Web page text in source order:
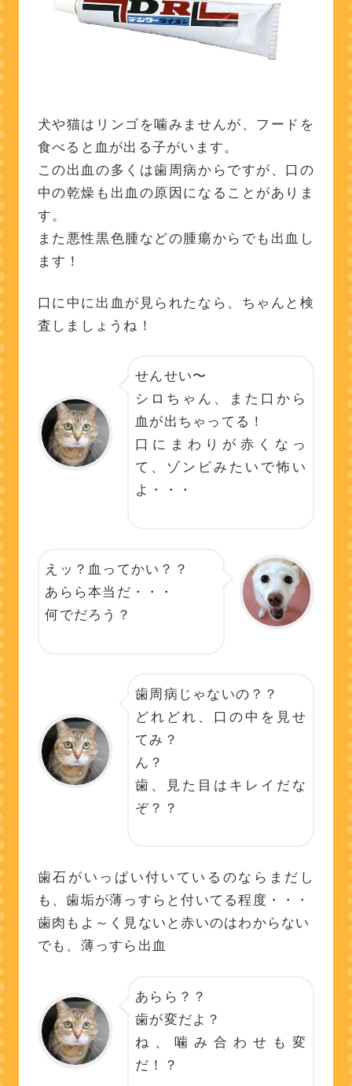
犬や猫はリンゴを噛みませんが、フードを
食べると血が出る子がいます。
この出血の多くは歯周病からですが、口の
中の乾燥も出血の原因になることがありま
す。
また悪性黒色腫などの腫瘍からでも出血し
ます！
口に中に出血が見られたなら、ちゃんと検
査しましょうね！
せんせい〜
シロちゃん、また口から
血が出ちゃってる！
口にまわりが赤くなっ
て、ゾンビみたいで怖い
よ・・・
えッ？血ってかい？？
あらら本当だ・・・
何でだろう？
歯周病じゃないの？？
どれどれ、口の中を見せ
てみ？
ん？
歯、見た目はキレイだな
ぞ？？
歯石がいっぱい付いているのならまだし
も、歯垢が薄っすらと付いてる程度・・・
歯肉もよ～く見ないと赤いのはわからない
でも、薄っすら出血
あらら？？
歯が変だよ？
ね、噛み合わせも変
だ！？